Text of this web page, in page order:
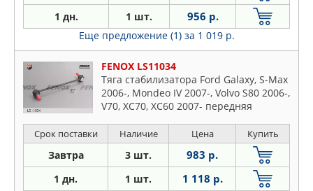
1 дн. 1 шт. 956 р.
Еще предложение (1) за 1 019 р.
FENOX LS11034
Тяга стабилизатора Ford Galaxy, S-Max
2006-, Mondeo IV 2007-, Volvo S80 2006-,
V70, XC70, XC60 2007- передняя
Срок поставки Наличие Цена Купить
Завтра 3 шт. 983 р.
1 дн. 1 шт. 1 118 р.